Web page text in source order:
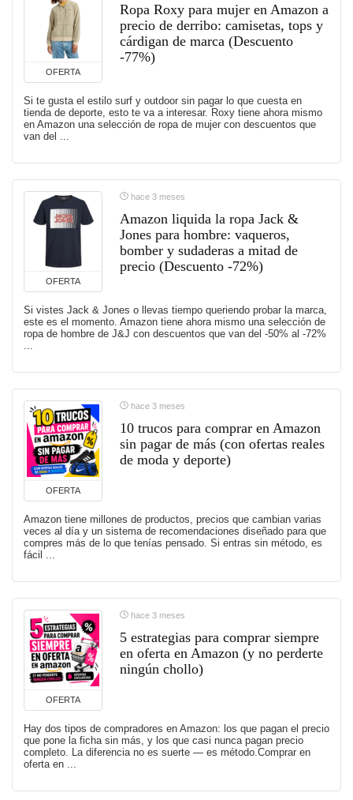
OFERTA
Ropa Roxy para mujer en Amazon a
precio de derribo: camisetas, tops y
cárdigan de marca (Descuento
-77%)
Si te gusta el estilo surf y outdoor sin pagar lo que cuesta en
tienda de deporte, esto te va a interesar. Roxy tiene ahora mismo
en Amazon una selección de ropa de mujer con descuentos que
van del ...
OFERTA
hace 3 meses
Amazon liquida la ropa Jack &
Jones para hombre: vaqueros,
bomber y sudaderas a mitad de
precio (Descuento -72%)
Si vistes Jack & Jones o llevas tiempo queriendo probar la marca,
este es el momento. Amazon tiene ahora mismo una selección de
ropa de hombre de J&J con descuentos que van del -50% al -72%
OFERTA
hace 3 meses
10 trucos para comprar en Amazon
sin pagar de más (con ofertas reales
de moda y deporte)
Amazon tiene millones de productos, precios que cambian varias
veces al día y un sistema de recomendaciones diseñado para que
compres más de lo que tenías pensado. Si entras sin método, es
fácil ...
OFERTA
hace 3 meses
5 estrategias para comprar siempre
en oferta en Amazon (y no perderte
ningún chollo)
Hay dos tipos de compradores en Amazon: los que pagan el precio
que pone la ficha sin más, y los que casi nunca pagan precio
completo. La diferencia no es suerte — es método.Comprar en
oferta en ...